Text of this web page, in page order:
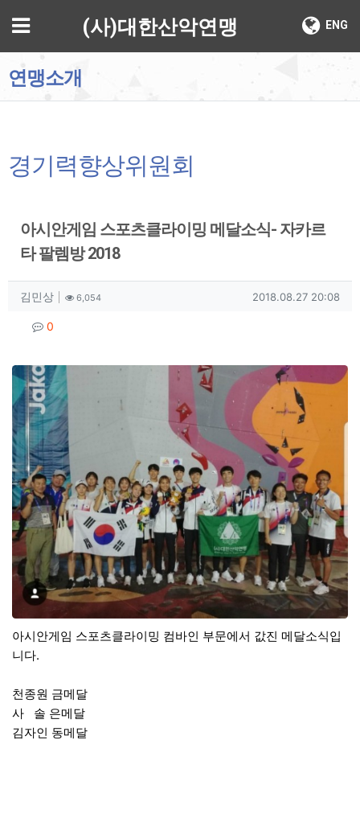
메뉴 ENG
(사)대한산악연맹
연맹소개
경기력향상위원회
아시안게임 스포츠클라이밍 메달소식- 자카르
타 팔렘방 2018
작성자 정보
김민상 작성6,054조회 작성일
2018.08.27 20:08
컨텐츠 정보
0
본문
아시안게임 스포츠클라이밍 컴바인 부문에서 값진 메달소식입
니다.
천종원 금메달
사 솔 은메달
김자인 동메달